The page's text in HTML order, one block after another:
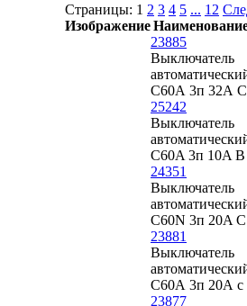
Страницы: 1 2 3 4 5 ... 12
Изображение
23885
Выключатель
C60А 3п 32А C
25242
Выключатель
C60A 3п 10A B
24351
Выключатель
C60N 3п 20A C
23881
Выключатель
C60А 3п 20А c
23877